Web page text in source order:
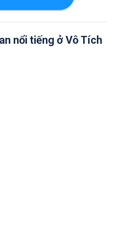
nổi tiếng ở Vô Tích